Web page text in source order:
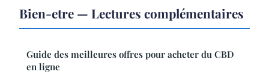
Bien-etre — Lectures complémentaires
Guide des meilleures offres pour acheter du CBD
en ligne